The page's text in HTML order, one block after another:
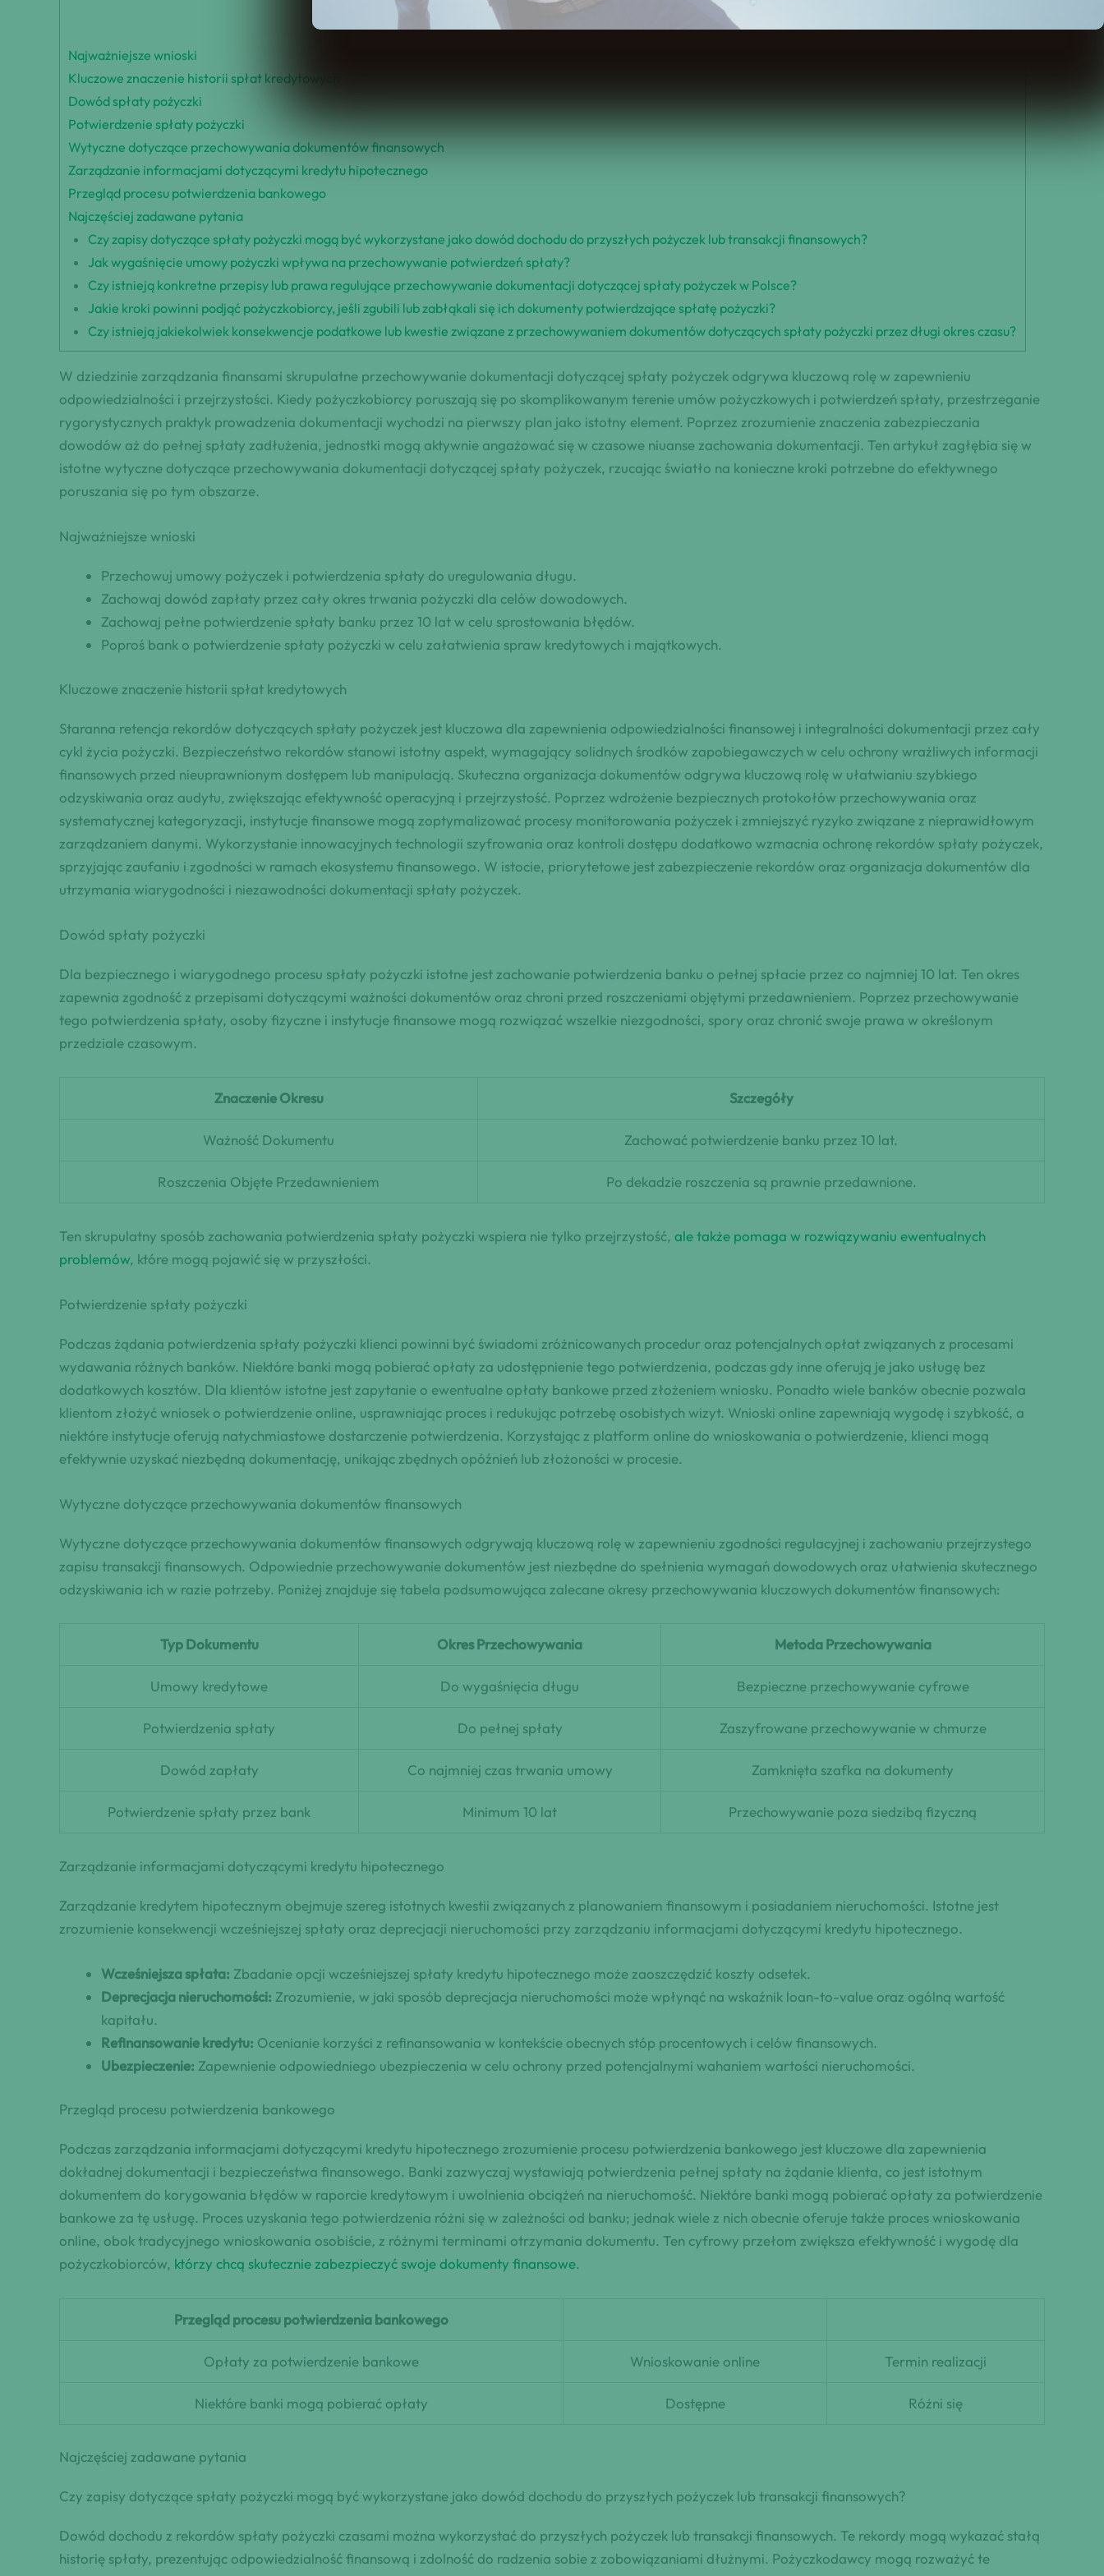
Najważniejsze wnioski
Kluczowe znaczenie historii spłat kredytowych
Dowód spłaty pożyczki
Potwierdzenie spłaty pożyczki
Wytyczne dotyczące przechowywania dokumentów finansowych
Zarządzanie informacjami dotyczącymi kredytu hipotecznego
Przegląd procesu potwierdzenia bankowego
Najczęściej zadawane pytania
Czy zapisy dotyczące spłaty pożyczki mogą być wykorzystane jako dowód dochodu do przyszłych pożyczek lub transakcji finansowych?
Jak wygaśnięcie umowy pożyczki wpływa na przechowywanie potwierdzeń spłaty?
Czy istnieją konkretne przepisy lub prawa regulujące przechowywanie dokumentacji dotyczącej spłaty pożyczek w Polsce?
Jakie kroki powinni podjąć pożyczkobiorcy, jeśli zgubili lub zabłąkali się ich dokumenty potwierdzające spłatę pożyczki?
Czy istnieją jakiekolwiek konsekwencje podatkowe lub kwestie związane z przechowywaniem dokumentów dotyczących spłaty pożyczki przez długi okres czasu?
W dziedzinie zarządzania finansami skrupulatne przechowywanie dokumentacji dotyczącej spłaty pożyczek odgrywa kluczową rolę w zapewnieniu
odpowiedzialności i przejrzystości. Kiedy pożyczkobiorcy poruszają się po skomplikowanym terenie umów pożyczkowych i potwierdzeń spłaty, przestrzeganie
rygorystycznych praktyk prowadzenia dokumentacji wychodzi na pierwszy plan jako istotny element. Poprzez zrozumienie znaczenia zabezpieczania
dowodów aż do pełnej spłaty zadłużenia, jednostki mogą aktywnie angażować się w czasowe niuanse zachowania dokumentacji. Ten artykuł zagłębia się w
istotne wytyczne dotyczące przechowywania dokumentacji dotyczącej spłaty pożyczek, rzucając światło na konieczne kroki potrzebne do efektywnego
poruszania się po tym obszarze.
Najważniejsze wnioski
Przechowuj umowy pożyczek i potwierdzenia spłaty do uregulowania długu.
Zachowaj dowód zapłaty przez cały okres trwania pożyczki dla celów dowodowych.
Zachowaj pełne potwierdzenie spłaty banku przez 10 lat w celu sprostowania błędów.
Poproś bank o potwierdzenie spłaty pożyczki w celu załatwienia spraw kredytowych i majątkowych.
Kluczowe znaczenie historii spłat kredytowych
Staranna retencja rekordów dotyczących spłaty pożyczek jest kluczowa dla zapewnienia odpowiedzialności finansowej i integralności dokumentacji przez cały
cykl życia pożyczki. Bezpieczeństwo rekordów stanowi istotny aspekt, wymagający solidnych środków zapobiegawczych w celu ochrony wrażliwych informacji
finansowych przed nieuprawnionym dostępem lub manipulacją. Skuteczna organizacja dokumentów odgrywa kluczową rolę w ułatwianiu szybkiego
odzyskiwania oraz audytu, zwiększając efektywność operacyjną i przejrzystość. Poprzez wdrożenie bezpiecznych protokołów przechowywania oraz
systematycznej kategoryzacji, instytucje finansowe mogą zoptymalizować procesy monitorowania pożyczek i zmniejszyć ryzyko związane z nieprawidłowym
zarządzaniem danymi. Wykorzystanie innowacyjnych technologii szyfrowania oraz kontroli dostępu dodatkowo wzmacnia ochronę rekordów spłaty pożyczek,
sprzyjając zaufaniu i zgodności w ramach ekosystemu finansowego. W istocie, priorytetowe jest zabezpieczenie rekordów oraz organizacja dokumentów dla
utrzymania wiarygodności i niezawodności dokumentacji spłaty pożyczek.
Dowód spłaty pożyczki
Dla bezpiecznego i wiarygodnego procesu spłaty pożyczki istotne jest zachowanie potwierdzenia banku o pełnej spłacie przez co najmniej 10 lat. Ten okres
zapewnia zgodność z przepisami dotyczącymi ważności dokumentów oraz chroni przed roszczeniami objętymi przedawnieniem. Poprzez przechowywanie
tego potwierdzenia spłaty, osoby fizyczne i instytucje finansowe mogą rozwiązać wszelkie niezgodności, spory oraz chronić swoje prawa w określonym
przedziale czasowym.
Znaczenie Okresu Szczegóły
Ważność Dokumentu Zachować potwierdzenie banku przez 10 lat.
Roszczenia Objęte Przedawnieniem Po dekadzie roszczenia są prawnie przedawnione.
Ten skrupulatny sposób zachowania potwierdzenia spłaty pożyczki wspiera nie tylko przejrzystość, ale także pomaga w rozwiązywaniu ewentualnych
problemów, które mogą pojawić się w przyszłości.
Potwierdzenie spłaty pożyczki
Podczas żądania potwierdzenia spłaty pożyczki klienci powinni być świadomi zróżnicowanych procedur oraz potencjalnych opłat związanych z procesami
wydawania różnych banków. Niektóre banki mogą pobierać opłaty za udostępnienie tego potwierdzenia, podczas gdy inne oferują je jako usługę bez
dodatkowych kosztów. Dla klientów istotne jest zapytanie o ewentualne opłaty bankowe przed złożeniem wniosku. Ponadto wiele banków obecnie pozwala
klientom złożyć wniosek o potwierdzenie online, usprawniając proces i redukując potrzebę osobistych wizyt. Wnioski online zapewniają wygodę i szybkość, a
niektóre instytucje oferują natychmiastowe dostarczenie potwierdzenia. Korzystając z platform online do wnioskowania o potwierdzenie, klienci mogą
efektywnie uzyskać niezbędną dokumentację, unikając zbędnych opóźnień lub złożoności w procesie.
Wytyczne dotyczące przechowywania dokumentów finansowych
Wytyczne dotyczące przechowywania dokumentów finansowych odgrywają kluczową rolę w zapewnieniu zgodności regulacyjnej i zachowaniu przejrzystego
zapisu transakcji finansowych. Odpowiednie przechowywanie dokumentów jest niezbędne do spełnienia wymagań dowodowych oraz ułatwienia skutecznego
odzyskiwania ich w razie potrzeby. Poniżej znajduje się tabela podsumowująca zalecane okresy przechowywania kluczowych dokumentów finansowych:
Typ Dokumentu Okres Przechowywania Metoda Przechowywania
Umowy kredytowe Do wygaśnięcia długu Bezpieczne przechowywanie cyfrowe
Potwierdzenia spłaty Do pełnej spłaty Zaszyfrowane przechowywanie w chmurze
Dowód zapłaty Co najmniej czas trwania umowy Zamknięta szafka na dokumenty
Potwierdzenie spłaty przez bank Minimum 10 lat Przechowywanie poza siedzibą fizyczną
Zarządzanie informacjami dotyczącymi kredytu hipotecznego
Zarządzanie kredytem hipotecznym obejmuje szereg istotnych kwestii związanych z planowaniem finansowym i posiadaniem nieruchomości. Istotne jest
zrozumienie konsekwencji wcześniejszej spłaty oraz deprecjacji nieruchomości przy zarządzaniu informacjami dotyczącymi kredytu hipotecznego.
Wcześniejsza spłata: Zbadanie opcji wcześniejszej spłaty kredytu hipotecznego może zaoszczędzić koszty odsetek.
Deprecjacja nieruchomości: Zrozumienie, w jaki sposób deprecjacja nieruchomości może wpłynąć na wskaźnik loan-to-value oraz ogólną wartość
kapitału.
Refinansowanie kredytu: Ocenianie korzyści z refinansowania w kontekście obecnych stóp procentowych i celów finansowych.
Ubezpieczenie: Zapewnienie odpowiedniego ubezpieczenia w celu ochrony przed potencjalnymi wahaniem wartości nieruchomości.
Przegląd procesu potwierdzenia bankowego
Podczas zarządzania informacjami dotyczącymi kredytu hipotecznego zrozumienie procesu potwierdzenia bankowego jest kluczowe dla zapewnienia
dokładnej dokumentacji i bezpieczeństwa finansowego. Banki zazwyczaj wystawiają potwierdzenia pełnej spłaty na żądanie klienta, co jest istotnym
dokumentem do korygowania błędów w raporcie kredytowym i uwolnienia obciążeń na nieruchomość. Niektóre banki mogą pobierać opłaty za potwierdzenie
bankowe za tę usługę. Proces uzyskania tego potwierdzenia różni się w zależności od banku; jednak wiele z nich obecnie oferuje także proces wnioskowania
online, obok tradycyjnego wnioskowania osobiście, z różnymi terminami otrzymania dokumentu. Ten cyfrowy przełom zwiększa efektywność i wygodę dla
pożyczkobiorców, którzy chcą skutecznie zabezpieczyć swoje dokumenty finansowe.
Przegląd procesu potwierdzenia bankowego
Opłaty za potwierdzenie bankowe Wnioskowanie online Termin realizacji
Niektóre banki mogą pobierać opłaty Dostępne Różni się
Najczęściej zadawane pytania
Czy zapisy dotyczące spłaty pożyczki mogą być wykorzystane jako dowód dochodu do przyszłych pożyczek lub transakcji finansowych?
Dowód dochodu z rekordów spłaty pożyczki czasami można wykorzystać do przyszłych pożyczek lub transakcji finansowych. Te rekordy mogą wykazać stałą
historię spłaty, prezentując odpowiedzialność finansową i zdolność do radzenia sobie z zobowiązaniami dłużnymi. Pożyczkodawcy mogą rozważyć te